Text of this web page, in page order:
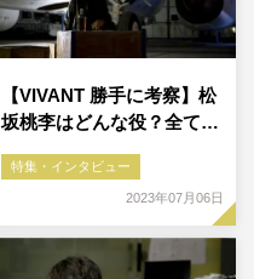
【VIVANT 勝手に考察】松
坂桃李はどんな役？全て…
特集・インタビュー
2023年07月06日